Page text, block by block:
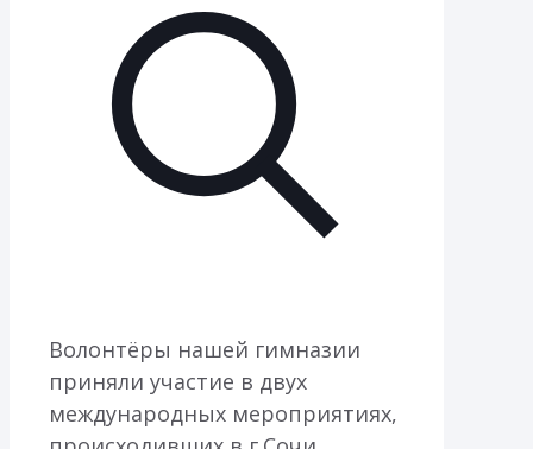
Волонтёры нашей гимназии
приняли участие в двух
международных мероприятиях,